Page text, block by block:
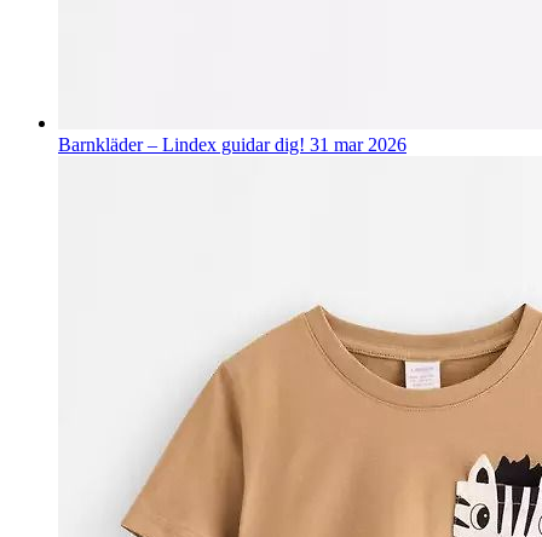
Barnkläder – Lindex guidar dig! 31 mar 2026